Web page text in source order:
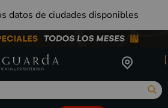
datos de ciudades disponibles